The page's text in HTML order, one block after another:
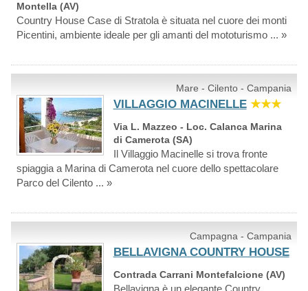
Montella (AV)
Country House Case di Stratola è situata nel cuore dei monti
Picentini, ambiente ideale per gli amanti del mototurismo ... »
Mare - Cilento - Campania
VILLAGGIO MACINELLE ★★★
Via L. Mazzeo - Loc. Calanca Marina
di Camerota (SA)
Il Villaggio Macinelle si trova fronte
spiaggia a Marina di Camerota nel cuore dello spettacolare
Parco del Cilento ... »
Campagna - Campania
BELLAVIGNA COUNTRY HOUSE
Contrada Carrani Montefalcione (AV)